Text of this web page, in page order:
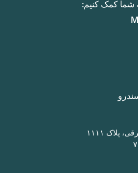
شما کمک کنیم:
پلاک ۱۱۱۱